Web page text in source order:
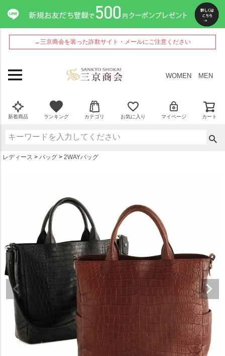
→三京商会を装った詐欺サイト・メールにご注意ください
WOMEN MEN
新着商品 ランキング カテゴリ お気に入り マイページ カート
レディース バッグ 2WAYバッグ
ペー
ジト
ップ
へ